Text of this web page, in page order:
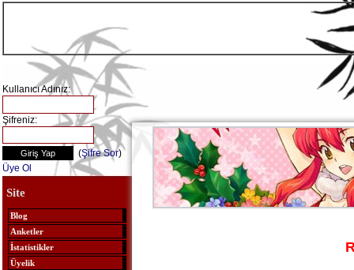
Kullanıcı Adınız:
Şifreniz:
(Şifre Sor)
Üye Ol
Site
Blog
Anketler
İstatistikler
Üyelik